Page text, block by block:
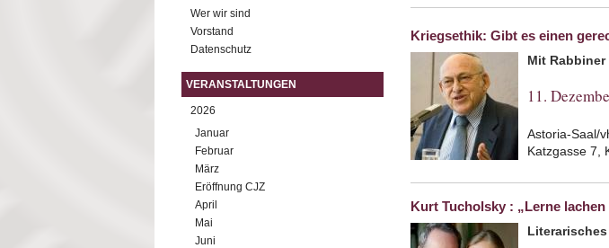
Wer wir sind
Vorstand
Datenschutz
VERANSTALTUNGEN
2026
Januar
Februar
März
Eröffnung CJZ
April
Mai
Juni
Kriegsethik: Gibt es einen
Mit Rabbiner
11.
Astoria-Saal/
Katzgasse 7,
Kurt Tucholsky : „Lerne